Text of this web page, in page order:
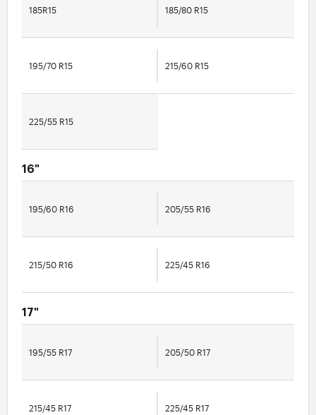
185R15 185/80 R15
195/70 R15 215/60 R15
225/55 R15
16"
195/60 R16 205/55 R16
215/50 R16 225/45 R16
17"
195/55 R17 205/50 R17
215/45 R17 225/45 R17